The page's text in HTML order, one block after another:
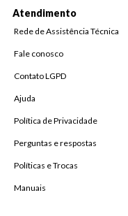
Atendimento
Rede de Assistência Técnica
Fale conosco
Contato LGPD
Ajuda
Política de Privacidade
Perguntas e respostas
Políticas e Trocas
Manuais